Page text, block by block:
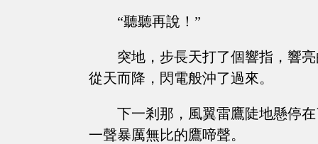
“聽聽再說！”
突地，步長天打了個響指，響
從天而降，閃電般沖了過來。
下一剎那，風翼雷鷹陡地懸停
一聲暴厲無比的鷹啼聲。